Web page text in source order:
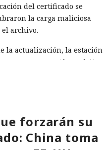
del certificado se
la carga maliciosa
el archivo.
la actualización, la estación
y se conectó con éxito
y permite
de pruebas.
forzarán su
China toma